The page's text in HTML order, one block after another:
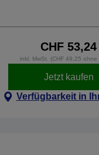
CHF 53,24
inkl. MwSt. (CHF 49,25 ohne
Jetzt kaufen
Verfügbarkeit in